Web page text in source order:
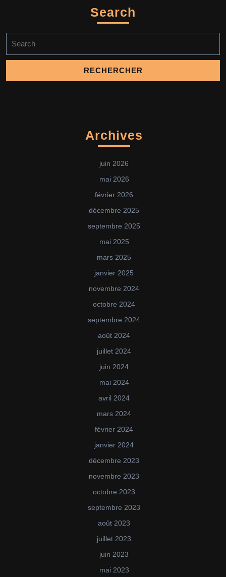
Search
for:
Archives
juin 2026
mai 2026
février 2026
décembre 2025
septembre 2025
mai 2025
mars 2025
janvier 2025
novembre 2024
octobre 2024
septembre 2024
août 2024
juillet 2024
juin 2024
mai 2024
avril 2024
mars 2024
février 2024
janvier 2024
décembre 2023
novembre 2023
octobre 2023
septembre 2023
août 2023
juillet 2023
juin 2023
mai 2023